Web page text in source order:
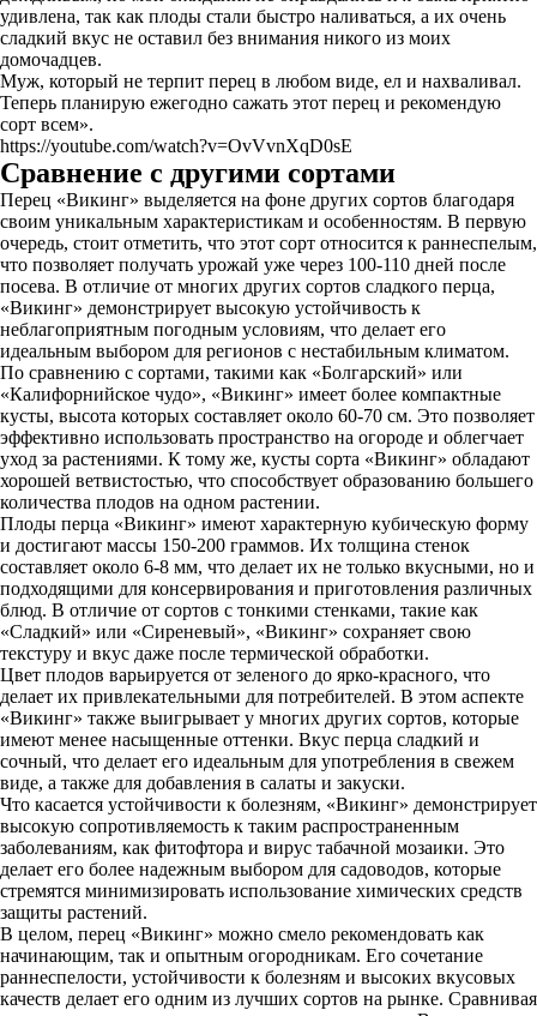
удивлена, так как плоды стали быстро наливаться, а их очень
сладкий вкус не оставил без внимания никого из моих
домочадцев.
Муж, который не терпит перец в любом виде, ел и нахваливал.
Теперь планирую ежегодно сажать этот перец и рекомендую
сорт всем».
https://youtube.com/watch?v=OvVvnXqD0sE
Сравнение с другими сортами
Перец «Викинг» выделяется на фоне других сортов благодаря
своим уникальным характеристикам и особенностям. В первую
очередь, стоит отметить, что этот сорт относится к раннеспелым,
что позволяет получать урожай уже через 100-110 дней после
посева. В отличие от многих других сортов сладкого перца,
«Викинг» демонстрирует высокую устойчивость к
неблагоприятным погодным условиям, что делает его
идеальным выбором для регионов с нестабильным климатом.
По сравнению с сортами, такими как «Болгарский» или
«Калифорнийское чудо», «Викинг» имеет более компактные
кусты, высота которых составляет около 60-70 см. Это позволяет
эффективно использовать пространство на огороде и облегчает
уход за растениями. К тому же, кусты сорта «Викинг» обладают
хорошей ветвистостью, что способствует образованию большего
количества плодов на одном растении.
Плоды перца «Викинг» имеют характерную кубическую форму
и достигают массы 150-200 граммов. Их толщина стенок
составляет около 6-8 мм, что делает их не только вкусными, но и
подходящими для консервирования и приготовления различных
блюд. В отличие от сортов с тонкими стенками, такие как
«Сладкий» или «Сиреневый», «Викинг» сохраняет свою
текстуру и вкус даже после термической обработки.
Цвет плодов варьируется от зеленого до ярко-красного, что
делает их привлекательными для потребителей. В этом аспекте
«Викинг» также выигрывает у многих других сортов, которые
имеют менее насыщенные оттенки. Вкус перца сладкий и
сочный, что делает его идеальным для употребления в свежем
виде, а также для добавления в салаты и закуски.
Что касается устойчивости к болезням, «Викинг» демонстрирует
высокую сопротивляемость к таким распространенным
заболеваниям, как фитофтора и вирус табачной мозаики. Это
делает его более надежным выбором для садоводов, которые
стремятся минимизировать использование химических средств
защиты растений.
В целом, перец «Викинг» можно смело рекомендовать как
начинающим, так и опытным огородникам. Его сочетание
раннеспелости, устойчивости к болезням и высоких вкусовых
качеств делает его одним из лучших сортов на рынке. Сравнивая